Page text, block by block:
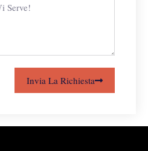
Invia La Richiesta